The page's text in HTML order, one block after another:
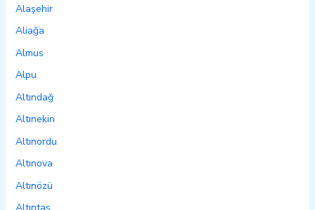
Alaşehir
Aliağa
Almus
Alpu
Altındağ
Altınekin
Altınordu
Altınova
Altınözü